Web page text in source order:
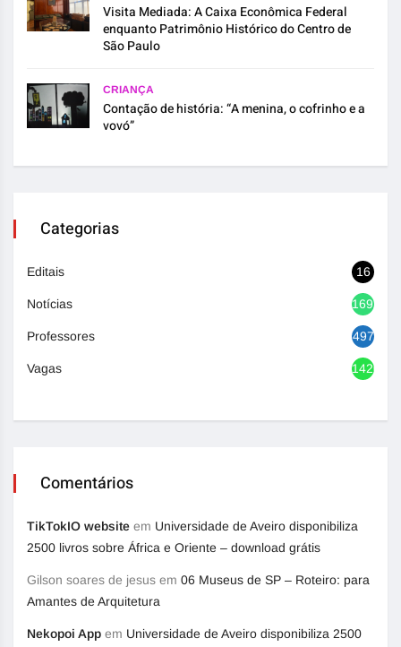
Visita Mediada: A Caixa Econômica Federal
enquanto Patrimônio Histórico do Centro de
São Paulo
CRIANÇA
Contação de história: “A menina, o cofrinho e a
vovó”
Categorias
Editais 16
Notícias 1692
Professores 497
Vagas 1420
Comentários
TikTokIO website em Universidade de Aveiro disponibiliza
2500 livros sobre África e Oriente – download grátis
Gilson soares de jesus em 06 Museus de SP – Roteiro: para
Amantes de Arquitetura
Nekopoi App em Universidade de Aveiro disponibiliza 2500